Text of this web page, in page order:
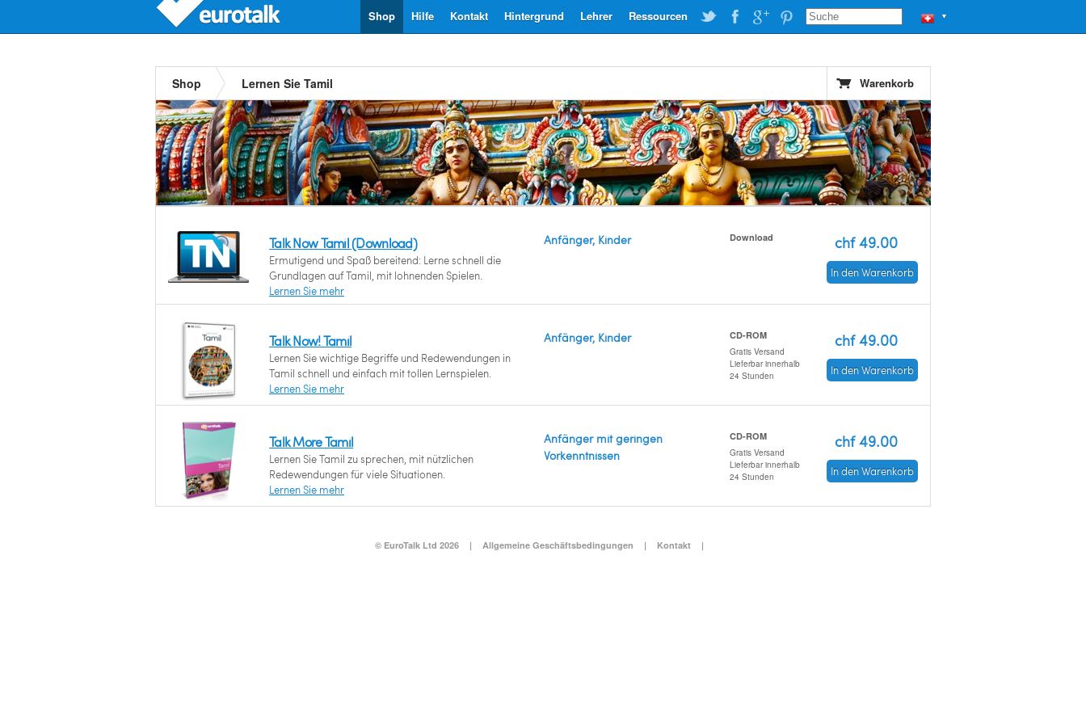
▼
Ressourcen
Lehrer
Hintergrund
Kontakt
Hilfe
Shop
Shop Lernen Sie Tamil Warenkorb
Talk Now Tamil (Download)
Ermutigend und Spaß bereitend: Lerne schnell die
Grundlagen auf Tamil, mit lohnenden Spielen.
Lernen Sie mehr
Anfänger, Kinder Download chf 49.00
In den Warenkorb
Talk Now! Tamil
Lernen Sie wichtige Begriffe und Redewendungen in
Tamil schnell und einfach mit tollen Lernspielen.
Lernen Sie mehr
Anfänger, Kinder CD-ROM
Gratis Versand
Lieferbar innerhalb
24 Stunden
chf 49.00
In den Warenkorb
Talk More Tamil
Lernen Sie Tamil zu sprechen, mit nützlichen
Redewendungen für viele Situationen.
Lernen Sie mehr
Anfänger mit geringen
Vorkenntnissen
CD-ROM
Gratis Versand
Lieferbar innerhalb
24 Stunden
chf 49.00
In den Warenkorb
© EuroTalk Ltd 2026 | Allgemeine Geschäftsbedingungen | Kontakt |